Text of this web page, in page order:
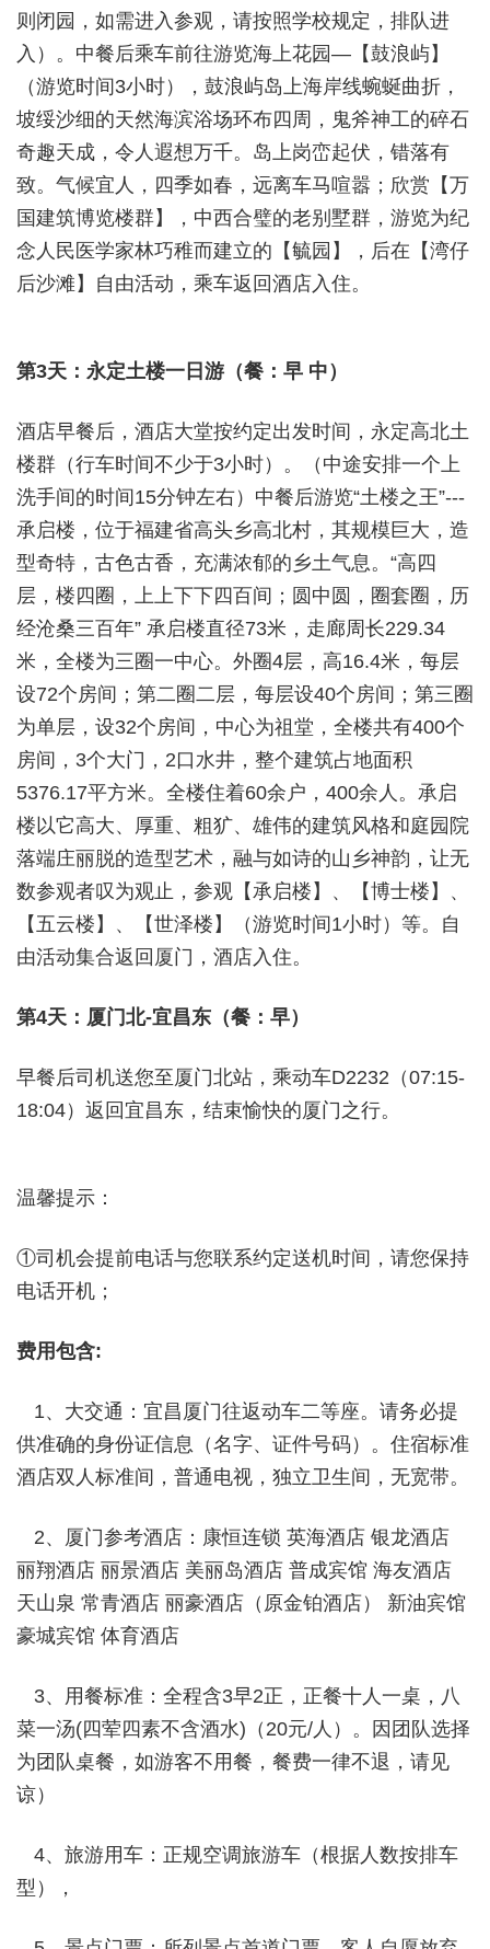
则闭园，如需进入参观，请按照学校规定，排队进
入）。中餐后乘车前往游览海上花园—【鼓浪屿】
（游览时间3小时），鼓浪屿岛上海岸线蜿蜒曲折，
坡绥沙细的天然海滨浴场环布四周，鬼斧神工的碎石
奇趣天成，令人遐想万千。岛上岗峦起伏，错落有
致。气候宜人，四季如春，远离车马喧嚣；欣赏【万
国建筑博览楼群】，中西合璧的老别墅群，游览为纪
念人民医学家林巧稚而建立的【毓园】，后在【湾仔
后沙滩】自由活动，乘车返回酒店入住。
第3天： 永定土楼一日游（餐：早 中）
酒店早餐后，酒店大堂按约定出发时间， 永定高北土
楼群（行车时间不少于3小时）。（中途安排一个上
洗手间的时间 15分钟左右）中餐后游览“土楼之王”---
承启楼，位于福建省高头乡高北村，其规模巨大，造
型奇特，古色古香，充满浓郁的乡土气息。“高四
层，楼四圈，上上下下四百间；圆中圆，圈套圈，历
经沧桑三百年” 承启楼直径73米，走廊周长229.34
米，全楼为三圈一中心。外圈4层，高16.4米，每层
设72个房间；第二圈二层，每层设40个房间；第三圈
为单层，设32个房间，中心为祖堂，全楼共有400个
房间， 3个大门， 2口水井，整个建筑占地面积
5376.17平方米。全楼住着60余户， 400余人。承启
楼以它高大、厚重、粗犷、雄伟的建筑风格和庭园院
落端庄丽脱的造型艺术，融与如诗的山乡神韵，让无
数参观者叹为观止，参观【承启楼】、【博士楼】、
【五云楼】、【世泽楼】
（游览时间1小时） 等。自
由活动集合返回厦门， 酒店入住。
第4天： 厦门北-宜昌东 （餐：早）
早餐后司机送您至厦门北站，乘动车D2232（07:15-
18:04）返回宜昌东，结束愉快的厦门之行。
温馨提示：
①司机会提前电话与您联系约定送机时间，请您保持
电话开机；
费用包含:
1、大交通：宜昌厦门往返动车二等座。请务必提
供准确的身份证信息（名字、证件号码）。住宿标准
酒店双人标准间，普通电视，独立卫生间，无宽带。
2、厦门参考酒店：康恒连锁 英海酒店 银龙酒店
丽翔酒店 丽景酒店 美丽岛酒店 普成宾馆 海友酒店
天山泉 常青酒店 丽豪酒店（原金铂酒店） 新油宾馆
豪城宾馆 体育酒店
3、用餐标准：全程含3早2正，正餐十人一桌，八
菜一汤(四荤四素不含酒水) （ 20元/人）。因团队选择
为团队桌餐，如游客不用餐，餐费一律不退，请见
谅）
4、旅游用车：正规空调旅游车（根据人数按排车
型），